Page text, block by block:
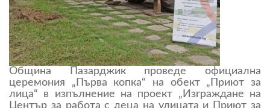
Община Пазарджик проведе официална
церемония „Първа копка“ на обект „Приют за
лица“ в изпълнение на проект „Изграждане на
Център за работа с деца на улицата и Приют за